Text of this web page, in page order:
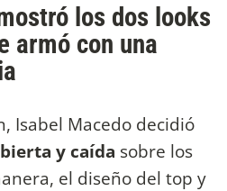
los dos looks
armó con una
Isabel Macedo decidió
y caída sobre los
el diseño del top y